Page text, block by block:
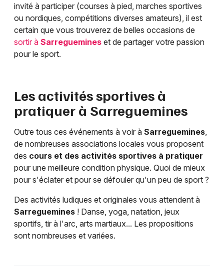
invité à participer (courses à pied, marches sportives
ou nordiques, compétitions diverses amateurs), il est
certain que vous trouverez de belles occasions de
sortir à Sarreguemines et de partager votre passion
pour le sport.
Les activités sportives à
pratiquer à Sarreguemines
Outre tous ces événements à voir à Sarreguemines
de nombreuses associations locales vous proposent
des cours et des activités sportives à pratiquer
pour une meilleure condition physique. Quoi de mieux
pour s'éclater et pour se défouler qu'un peu de sport ?
Des activités ludiques et originales vous attendent à
Sarreguemines ! Danse, yoga, natation, jeux
sportifs, tir à l'arc, arts martiaux... Les propositions
sont nombreuses et variées.